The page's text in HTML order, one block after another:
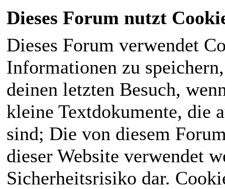
Dieses Forum nutzt
Dieses Forum verwendet
Informationen zu
deinen letzten Besuch,
kleine Textdokumente, die
sind; Die von diesem
dieser Website verwendet
Sicherheitsrisiko dar.